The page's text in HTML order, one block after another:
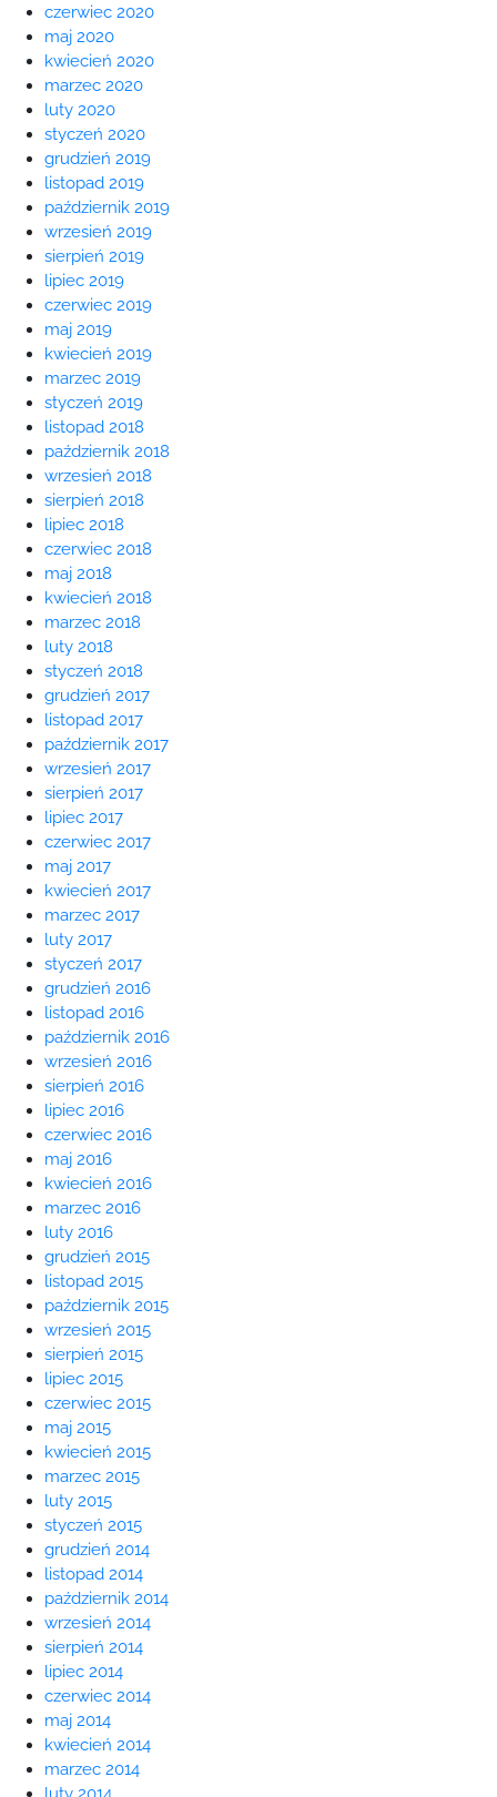
czerwiec 2020
maj 2020
kwiecień 2020
marzec 2020
luty 2020
styczeń 2020
grudzień 2019
listopad 2019
październik 2019
wrzesień 2019
sierpień 2019
lipiec 2019
czerwiec 2019
maj 2019
kwiecień 2019
marzec 2019
styczeń 2019
listopad 2018
październik 2018
wrzesień 2018
sierpień 2018
lipiec 2018
czerwiec 2018
maj 2018
kwiecień 2018
marzec 2018
luty 2018
styczeń 2018
grudzień 2017
listopad 2017
październik 2017
wrzesień 2017
sierpień 2017
lipiec 2017
czerwiec 2017
maj 2017
kwiecień 2017
marzec 2017
luty 2017
styczeń 2017
grudzień 2016
listopad 2016
październik 2016
wrzesień 2016
sierpień 2016
lipiec 2016
czerwiec 2016
maj 2016
kwiecień 2016
marzec 2016
luty 2016
grudzień 2015
listopad 2015
październik 2015
wrzesień 2015
sierpień 2015
lipiec 2015
czerwiec 2015
maj 2015
kwiecień 2015
marzec 2015
luty 2015
styczeń 2015
grudzień 2014
listopad 2014
październik 2014
wrzesień 2014
sierpień 2014
lipiec 2014
czerwiec 2014
maj 2014
kwiecień 2014
marzec 2014